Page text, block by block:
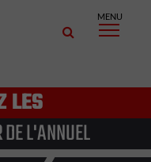
MENU
LES
DE L'ANNUEL